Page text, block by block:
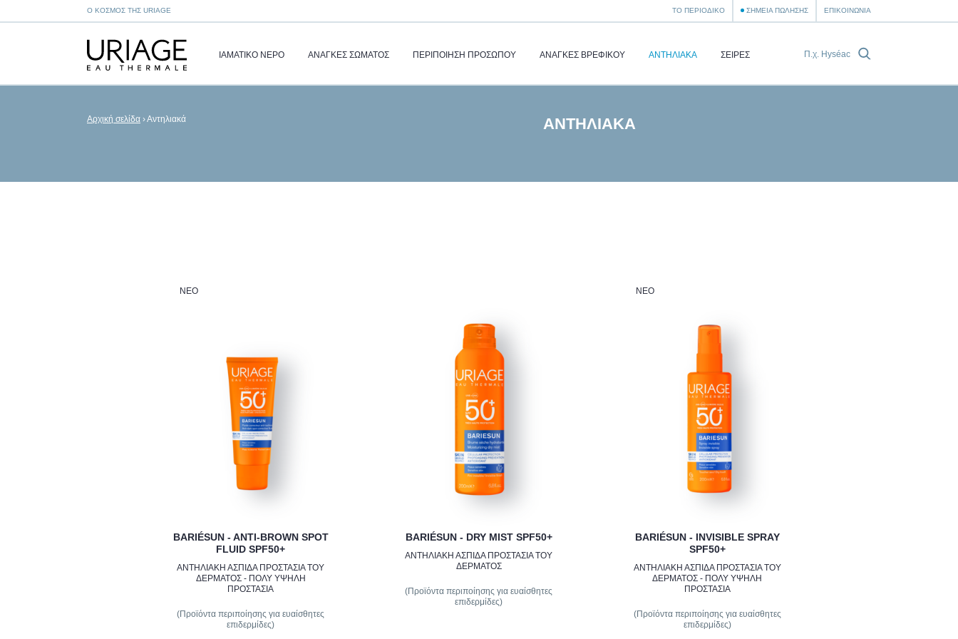
Ο ΚΌΣΜΟΣ ΤΗΣ URIAGE ΤΟ ΠΕΡΙΟΔΙΚΌ ΣΗΜΕΊΑ ΠΏΛΗΣΗΣ ΕΠΙΚΟΙΝΩΝΊΑ
ΙΑΜΑΤΙΚΌ ΝΕΡΌ ΑΝΆΓΚΕΣ ΣΏΜΑΤΟΣ ΠΕΡΙΠΟΙΗΣΗ ΠΡΟΣΩΠΟΥ ΑΝΆΓΚΕΣ ΒΡΕΦΙΚΟΎ ΑΝΤΗΛΙΑΚΆ ΣΕΙΡΈΣ
Αρχική σελίδα ›Αντηλιακά ΑΝΤΗΛΙΑΚΆ
ΝΈΟ
BARIÉSUN - ANTI-BROWN SPOT
FLUID SPF50+
ΑΝΤΗΛΙΑΚΗ ΑΣΠΙΔΑ ΠΡΟΣΤΑΣΙΑ ΤΟΥ
ΔΕΡΜΑΤΟΣ - ΠΟΛΥ ΥΨΗΛΗ
ΠΡΟΣΤΑΣΙΑ
(Προϊόντα περιποίησης για ευαίσθητες
επιδερμίδες)
BARIÉSUN - DRY MIST SPF50+
ΑΝΤΗΛΙΑΚΗ ΑΣΠΙΔΑ ΠΡΟΣΤΑΣΙΑ ΤΟΥ
ΔΕΡΜΑΤΟΣ
(Προϊόντα περιποίησης για ευαίσθητες
επιδερμίδες)
ΝΈΟ
BARIÉSUN - INVISIBLE SPRAY
SPF50+
ΑΝΤΗΛΙΑΚΗ ΑΣΠΙΔΑ ΠΡΟΣΤΑΣΙΑ ΤΟΥ
ΔΕΡΜΑΤΟΣ - ΠΟΛΥ ΥΨΗΛΗ
ΠΡΟΣΤΑΣΙΑ
(Προϊόντα περιποίησης για ευαίσθητες
επιδερμίδες)